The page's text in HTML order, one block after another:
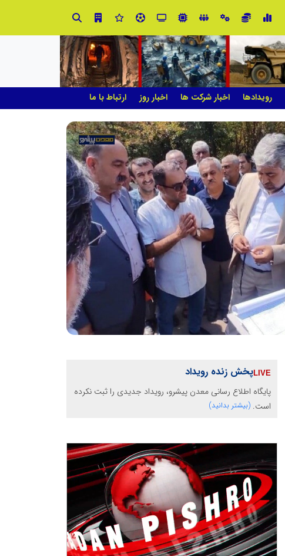
رویدادها اخبار شرکت ها اخبار روز ارتباط با ما
پخش زنده رویداد
پایگاه اطلاع رسانی معدن پیشرو، رویداد جدیدی را ثبت نکرده
است. (بیشتر بدانید)